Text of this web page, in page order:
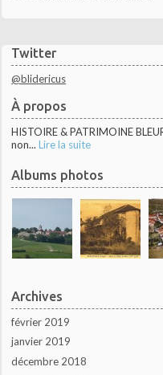
Twitter
@blidericus
À propos
HISTOIRE & PATRIMOINE
non... Lire la suite
Albums photos
Archives
février 2019
janvier 2019
décembre 2018